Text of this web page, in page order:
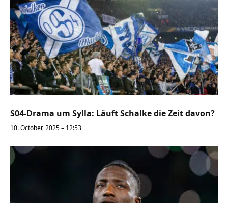
S04-Drama um Sylla: Läuft Schalke die Zeit davon?
10. October, 2025 – 12:53